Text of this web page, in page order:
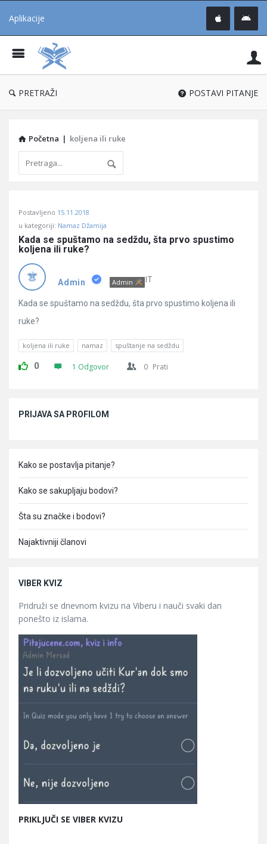
Aplikacije
®
PRETRAŽI POSTAVI PITANJE
Početna | koljena ili ruke
Učene
Latest
Pitanja
Postavljeno 15.11.2018
u kategoriji: Namaz Džamija
Kada se spuštamo na sedždu, šta prvo spustimo
koljena ili ruke?
Admin Admin IT
Kada se spuštamo na sedždu, šta prvo spustimo koljena ili
ruke?
koljena ili ruke namaz spuštanje na sedždu
0 1 Odgovor 0 Prati
PRIJAVA SA PROFILOM
Kako se postavlja pitanje?
Kako se sakupljaju bodovi?
Šta su značke i bodovi?
Najaktivniji članovi
VIBER KVIZ
Pridruži se dnevnom kvizu na Viberu i nauči svaki dan
ponešto iz islama.
PRIKLJUČI SE VIBER KVIZU